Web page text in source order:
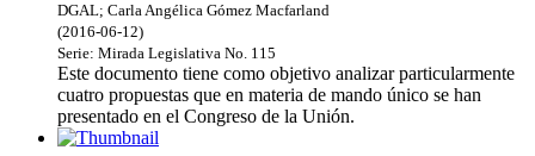
DGAL; Carla Angélica Gómez Macfarland
(2016-06-12)
Serie: Mirada Legislativa No. 115
Este documento tiene como objetivo analizar particularmente
cuatro propuestas que en materia de mando único se han
presentado en el Congreso de la Unión.